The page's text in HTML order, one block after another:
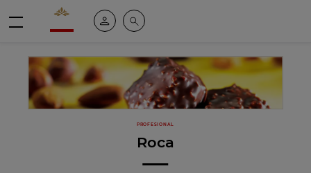
Valrhona - Imaginons le meilleur du chocolat
Mi cuentaBuscar
PROFESIONAL
Roca